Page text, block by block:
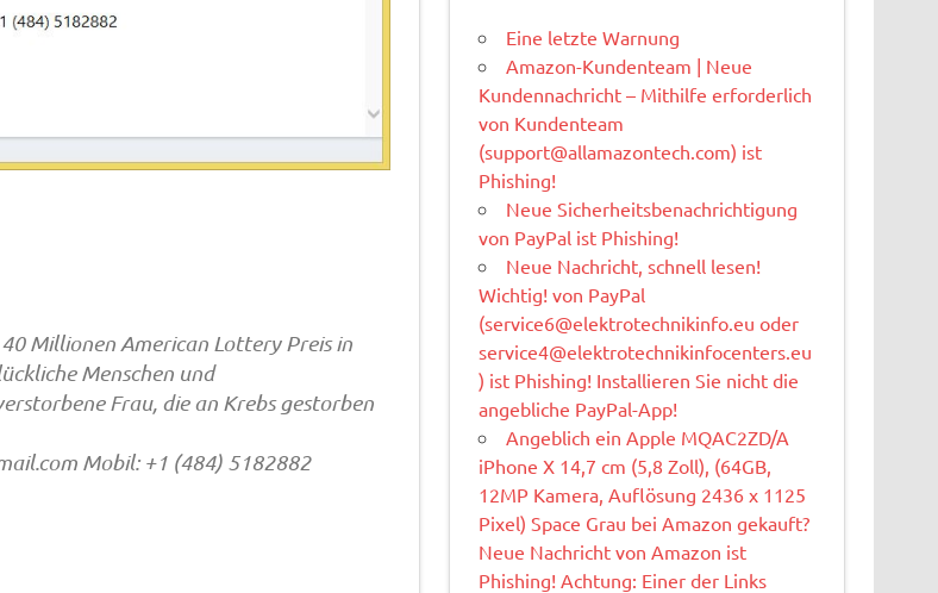
Millionen American Lottery Preis in
Menschen und
Frau, die an Krebs gestorben
Mobil: +1 (484) 5182882
Eine letzte Warnung
Amazon-Kundenteam | Neue
Kundennachricht – Mithilfe erforderlich
von Kundenteam
(support@allamazontech.com) ist
Phishing!
Neue Sicherheitsbenachrichtigung
von PayPal ist Phishing!
Neue Nachricht, schnell lesen!
Wichtig! von PayPal
(service6@elektrotechnikinfo.eu oder
service4@elektrotechnikinfocenters.eu
) ist Phishing! Installieren Sie nicht die
angebliche PayPal-App!
Angeblich ein Apple MQAC2ZD/A
iPhone X 14,7 cm (5,8 Zoll), (64GB,
12MP Kamera, Auflösung 2436 x 1125
Pixel) Space Grau bei Amazon gekauft?
Neue Nachricht von Amazon ist
Phishing! Achtung: Einer der Links